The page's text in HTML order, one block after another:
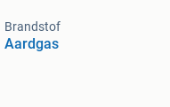
Brandstof
Aardgas